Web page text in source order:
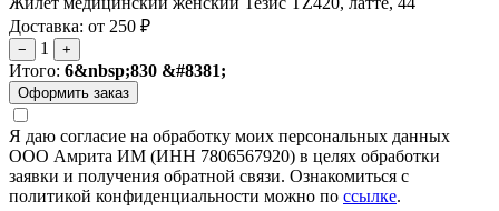
Доставка: от 250 ₽
− 1 +
Итого: 6&nbsp;830 &#8381;
Я даю согласие на обработку моих персональных данных
ООО Амрита ИМ (ИНН 7806567920) в целях обработки
заявки и получения обратной связи. Ознакомиться с
политикой конфиденциальности можно по ссылке.